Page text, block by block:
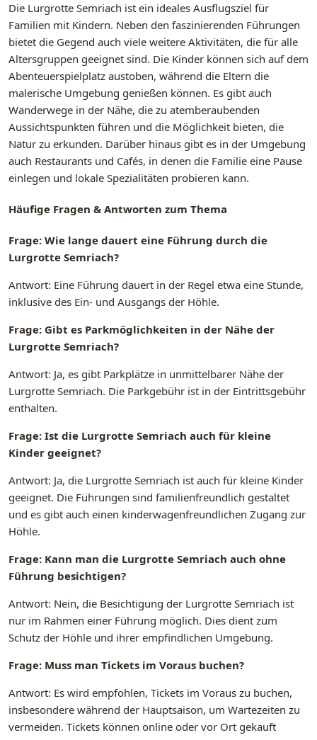
Die Lurgrotte Semriach ist ein ideales Ausflugsziel für
Familien mit Kindern. Neben den faszinierenden Führungen
bietet die Gegend auch viele weitere Aktivitäten, die für alle
Altersgruppen geeignet sind. Die Kinder können sich auf dem
Abenteuerspielplatz austoben, während die Eltern die
malerische Umgebung genießen können. Es gibt auch
Wanderwege in der Nähe, die zu atemberaubenden
Aussichtspunkten führen und die Möglichkeit bieten, die
Natur zu erkunden. Darüber hinaus gibt es in der Umgebung
auch Restaurants und Cafés, in denen die Familie eine Pause
einlegen und lokale Spezialitäten probieren kann.
Häufige Fragen & Antworten zum Thema
Frage: Wie lange dauert eine Führung durch die
Lurgrotte Semriach?
Antwort: Eine Führung dauert in der Regel etwa eine Stunde,
inklusive des Ein- und Ausgangs der Höhle.
Frage: Gibt es Parkmöglichkeiten in der Nähe der
Lurgrotte Semriach?
Antwort: Ja, es gibt Parkplätze in unmittelbarer Nähe der
Lurgrotte Semriach. Die Parkgebühr ist in der Eintrittsgebühr
enthalten.
Frage: Ist die Lurgrotte Semriach auch für kleine
Kinder geeignet?
Antwort: Ja, die Lurgrotte Semriach ist auch für kleine Kinder
geeignet. Die Führungen sind familienfreundlich gestaltet
und es gibt auch einen kinderwagenfreundlichen Zugang zur
Höhle.
Frage: Kann man die Lurgrotte Semriach auch ohne
Führung besichtigen?
Antwort: Nein, die Besichtigung der Lurgrotte Semriach ist
nur im Rahmen einer Führung möglich. Dies dient zum
Schutz der Höhle und ihrer empfindlichen Umgebung.
Frage: Muss man Tickets im Voraus buchen?
Antwort: Es wird empfohlen, Tickets im Voraus zu buchen,
insbesondere während der Hauptsaison, um Wartezeiten zu
vermeiden. Tickets können online oder vor Ort gekauft